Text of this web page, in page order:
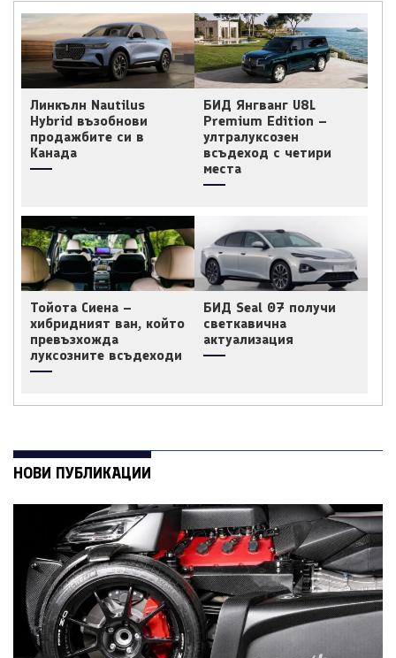
Линкълн Nautilus
Hybrid възобнови
продажбите си в
Канада
БИД Янгванг U8L
Premium Edition –
ултралуксозен
всъдеход с четири
места
Тойота Сиена –
хибридният ван, който
превъзхожда
луксозните всъдеходи
БИД Seal 07 получи
светкавична
актуализация
НОВИ ПУБЛИКАЦИИ